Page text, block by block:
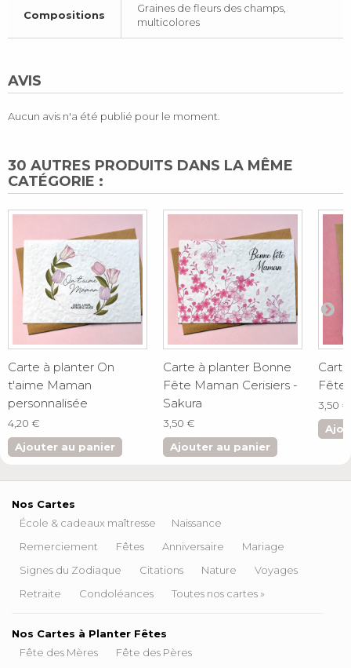
Compositions
Graines de fleurs des champs,
multicolores
AVIS
Aucun avis n'a été publié pour le moment.
30 AUTRES PRODUITS DANS LA MÊME
CATÉGORIE :
Carte à planter On
t'aime Maman
personnalisée
4,20 €
Ajouter au panier
Carte à planter Bonne
Fête Maman Cerisiers -
Sakura
3,50 €
Ajouter au panier
Fête
3,50 €
Nos Cartes
École & cadeaux maîtresse
Naissance
Remerciement
Fêtes Anniversaire
Mariage
Signes du Zodiaque
Citations Nature
Voyages
Retraite
Condoléances Toutes nos cartes »
Nos Cartes à Planter Fêtes
Fête des Mères
Fête des Pères